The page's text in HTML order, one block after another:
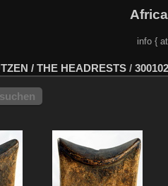
info {
/ THE HEADRESTS /